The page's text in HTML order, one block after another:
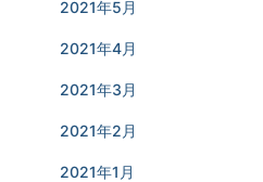
2021年5月
2021年4月
2021年3月
2021年2月
2021年1月